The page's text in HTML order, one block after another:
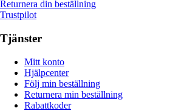
Returnera din beställning
Trustpilot
Tjänster
Mitt konto
Hjälpcenter
Följ min beställning
Returnera min beställning
Rabattkoder